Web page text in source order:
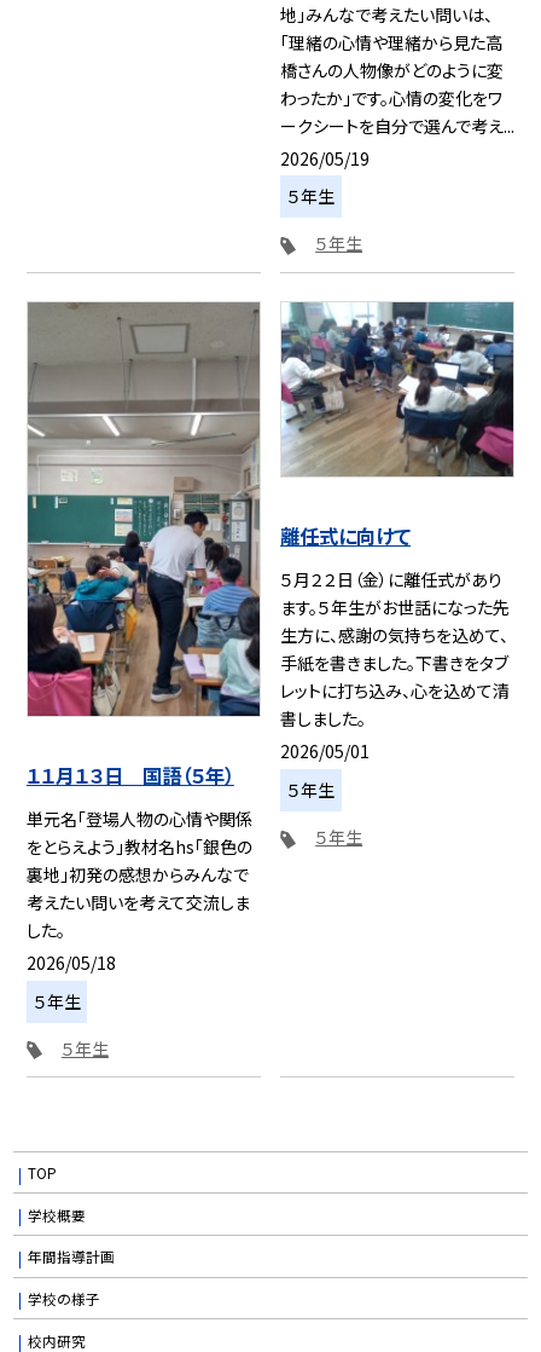
地」みんなで考えたい問いは、
「理緒の心情や理緒から見た高
橋さんの人物像がどのように変
わったか」です。心情の変化をワ
ークシートを自分で選んで考え...
2026/05/19
５年生
５年生
１１月１３日 国語（５年）
単元名「登場人物の心情や関係
をとらえよう」教材名hs「銀色の
裏地」初発の感想からみんなで
考えたい問いを考えて交流しま
した。
2026/05/18
５年生
５年生
離任式に向けて
５月２２日（金）に離任式があり
ます。５年生がお世話になった先
生方に、感謝の気持ちを込めて、
手紙を書きました。下書きをタブ
レットに打ち込み、心を込めて清
書しました。
2026/05/01
５年生
５年生
TOP
学校概要
年間指導計画
学校の様子
校内研究